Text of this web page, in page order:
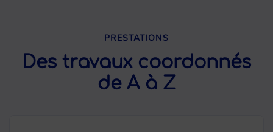
PRESTATIONS
Des travaux coordonnés
de A à Z